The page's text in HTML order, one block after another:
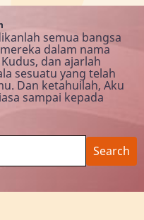
semua bangsa
dalam nama
dan ajarlah
sesuatu yang telah
Dan ketahuilah, Aku
sampai kepada